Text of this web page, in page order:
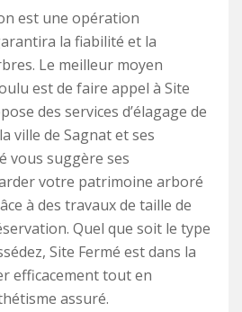
est une opération
la fiabilité et la
Le meilleur moyen
est de faire appel à Site
des services d’élagage de
ville de Sagnat et ses
vous suggère ses
votre patrimoine arboré
à des travaux de taille de
Quel que soit le type
Site Fermé est dans la
efficacement tout en
assuré.